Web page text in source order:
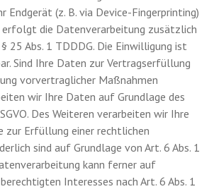
Endgerät (z. B. via Device-Fingerprinting)
die Datenverarbeitung zusätzlich
25 Abs. 1 TDDDG. Die Einwilligung ist
Sind Ihre Daten zur Vertragserfüllung
vorvertraglicher Maßnahmen
wir Ihre Daten auf Grundlage des
Des Weiteren verarbeiten wir Ihre
zur Erfüllung einer rechtlichen
sind auf Grundlage von Art. 6 Abs. 1
kann ferner auf
Interesses nach Art. 6 Abs. 1